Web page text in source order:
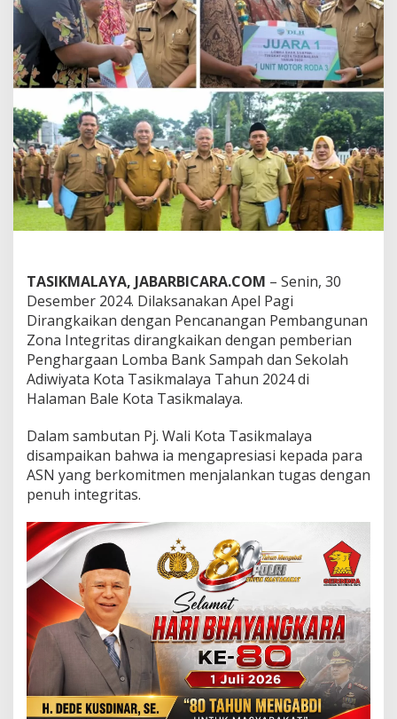
A
p
e
a
g
i
D
i
r
a
n
a
i
k
a
n
d
e
n
g
n
P
e
n
n
g
a
n
P
e
m
b
a
n
TASIKMALAYA, JABARBICARA.COM – Senin, 30
Desember 2024. Dilaksanakan Apel Pagi
Dirangkaikan dengan Pencanangan Pembangunan
Zona Integritas dirangkaikan dengan pemberian
Penghargaan Lomba Bank Sampah dan Sekolah
Adiwiyata Kota Tasikmalaya Tahun 2024 di
Halaman Bale Kota Tasikmalaya.
Dalam sambutan Pj. Wali Kota Tasikmalaya
disampaikan bahwa ia mengapresiasi kepada para
ASN yang berkomitmen menjalankan tugas dengan
penuh integritas.